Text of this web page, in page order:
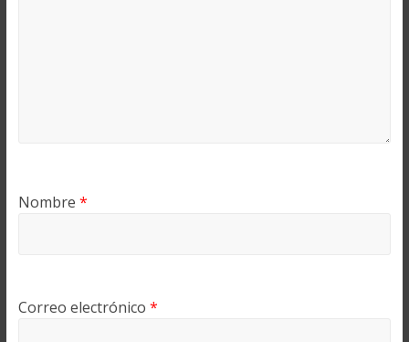
Nombre *
Correo electrónico *